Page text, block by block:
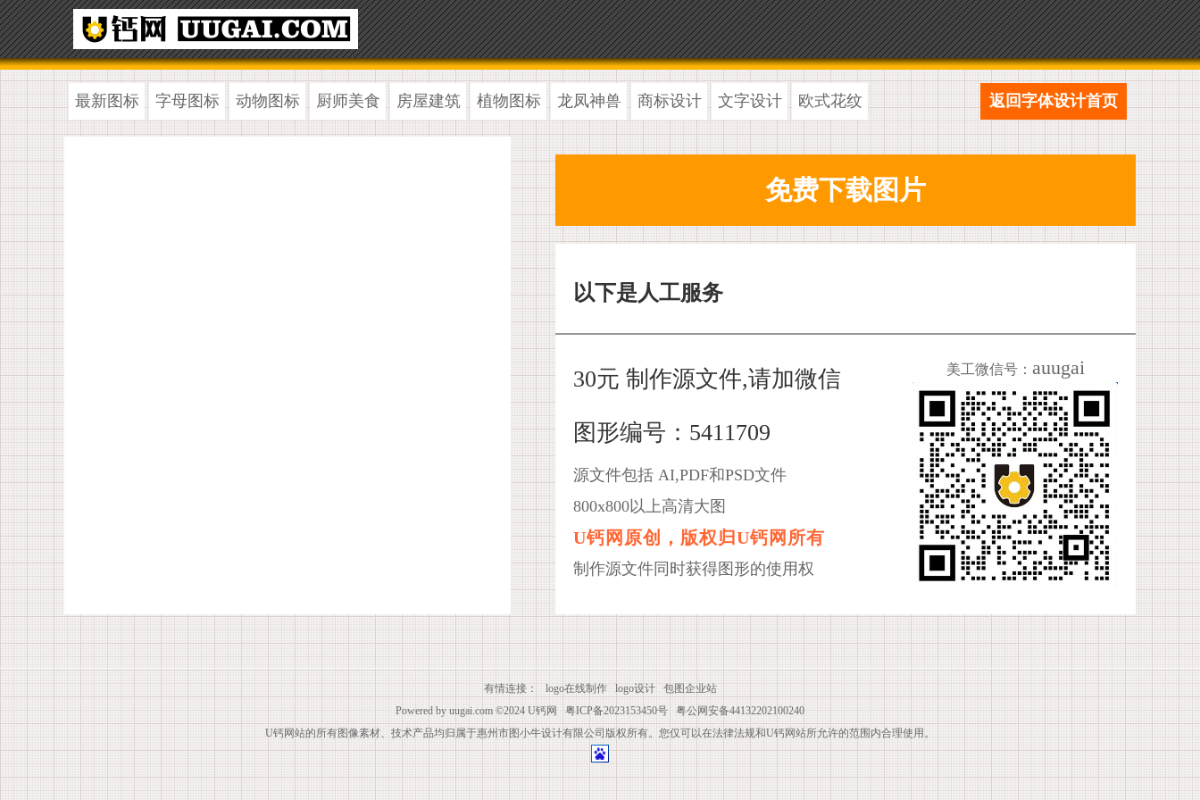
最新图标 字母图标 动物图标 厨师美食 房屋建筑 植物图标 龙凤神兽 商标设计 文字设计 欧式花纹 返回字体设计首页
以下是人工服务
30元 制作源文件,请加微信
图形编号：5411709
源文件包括 AI,PDF和PSD文件
800x800以上高清大图
U钙网原创，版权归U钙网所有
制作源文件同时获得图形的使用权
美工微信号： auugai
有情连接： logo在线制作 logo设计
包图企业站
Powered by uugai.com ©2024 U钙网 粤ICP备2023153450号
粤公网安备44132202100240
U钙网站的所有图像素材、技术产品均归属于惠州市图小牛设计有限公司版权所有。您仅可以在法律法规和U钙网站所允许的范围内合理使用。